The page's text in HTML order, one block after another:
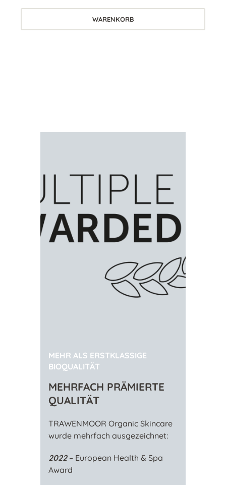
WARENKORB
MEHR ALS ERSTKLASSIGE
BIOQUALITÄT
MEHRFACH PRÄMIERTE
QUALITÄT
TRAWENMOOR Organic Skincare
wurde mehrfach ausgezeichnet:
2022 – European Health & Spa
Award